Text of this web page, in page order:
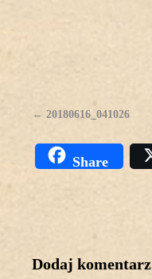
20180616_041026
Share
Dodaj komentarz